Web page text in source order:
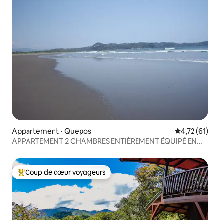
Appartement ⋅ Quepos Évaluation
4,72 (61)
APPARTEMENT 2 CHAMBRES ENTIÈREMENT ÉQUIPÉ EN
Coups de cœur voyageurs les plus appréciés
Coup de cœur voyageurs